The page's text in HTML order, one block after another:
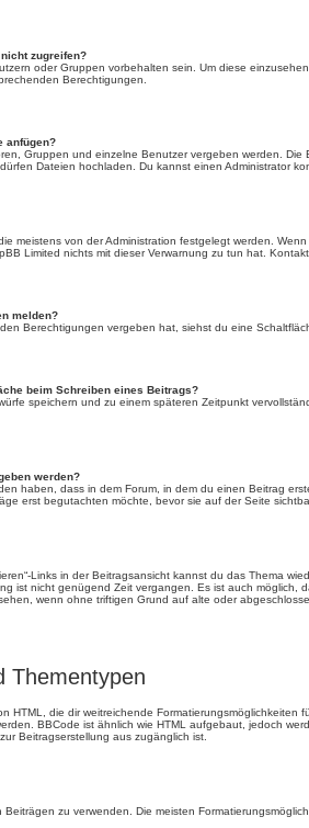
zugreifen?
oder Gruppen vorbehalten sein. Um diese
Berechtigungen.
anfügen?
Gruppen und einzelne Benutzer vergeben werden.
Dateien hochladen. Du kannst einen Administrator
meistens von der Administration festgelegt werden.
Limited nichts mit dieser Verwarnung zu tun hat.
melden?
Berechtigungen vergeben hat, siehst du eine
beim Schreiben eines Beitrags?
speichern und zu einem späteren Zeitpunkt
werden?
haben, dass in dem Forum, in dem du einen Beitrag
erst begutachten möchte, bevor sie auf der Seite
Links in der Beitragsansicht kannst du das Thema
ist nicht genügend Zeit vergangen. Es ist auch
wenn ohne triftigen Grund auf alte oder
Thementypen
HTML, die dir weitreichende
BBCode ist ähnlich wie HTML aufgebaut, jedoch
Beitragserstellung aus zugänglich ist.
zu verwenden. Die meisten